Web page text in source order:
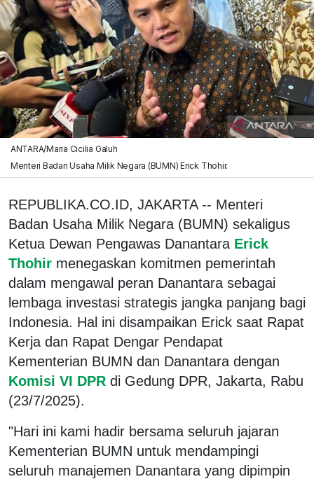
ANTARA/Maria Cicilia Galuh
Menteri Badan Usaha Milik Negara (BUMN) Erick Thohir.
REPUBLIKA.CO.ID, JAKARTA -- Menteri
Badan Usaha Milik Negara (BUMN) sekaligus
Ketua Dewan Pengawas Danantara Erick
Thohir menegaskan komitmen pemerintah
dalam mengawal peran Danantara sebagai
lembaga investasi strategis jangka panjang bagi
Indonesia. Hal ini disampaikan Erick saat Rapat
Kerja dan Rapat Dengar Pendapat
Kementerian BUMN dan Danantara dengan
Komisi VI DPR di Gedung DPR, Jakarta, Rabu
(23/7/2025).
"Hari ini kami hadir bersama seluruh jajaran
Kementerian BUMN untuk mendampingi
seluruh manajemen Danantara yang dipimpin